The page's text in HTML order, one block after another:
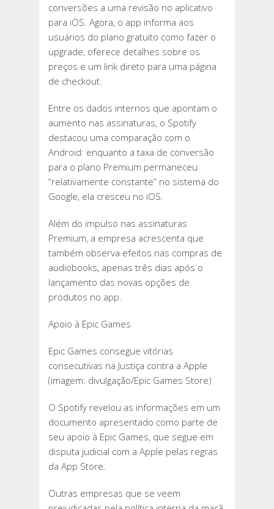
conversões a uma revisão no aplicativo
para iOS. Agora, o app informa aos
usuários do plano gratuito como fazer o
upgrade, oferece detalhes sobre os
preços e um link direto para uma página
de checkout.
Entre os dados internos que apontam o
aumento nas assinaturas, o Spotify
destacou uma comparação com o
Android: enquanto a taxa de conversão
para o plano Premium permaneceu
“relativamente constante” no sistema do
Google, ela cresceu no iOS.
Além do impulso nas assinaturas
Premium, a empresa acrescenta que
também observa efeitos nas compras de
audiobooks, apenas três dias após o
lançamento das novas opções de
produtos no app.
Apoio à Epic Games
Epic Games consegue vitórias
consecutivas na Justiça contra a Apple
(imagem: divulgação/Epic Games Store)
O Spotify revelou as informações em um
documento apresentado como parte de
seu apoio à Epic Games, que segue em
disputa judicial com a Apple pelas regras
da App Store.
Outras empresas que se veem